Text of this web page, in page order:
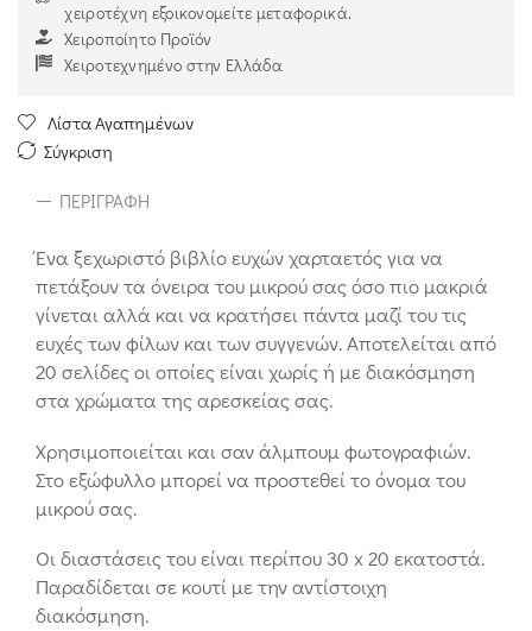
χειροτέχνη εξοικονομείτε μεταφορικά.
Χειροποίητο Προϊόν
Χειροτεχνημένο στην Ελλάδα
Λίστα Αγαπημένων
Σύγκριση
ΠΕΡΙΓΡΑΦΉ
Ένα ξεχωριστό βιβλίο ευχών χαρταετός για να
πετάξουν τα όνειρα του μικρού σας όσο πιο μακριά
γίνεται αλλά και να κρατήσει πάντα μαζί του τις
ευχές των φίλων και των συγγενών. Αποτελείται από
20 σελίδες οι οποίες είναι χωρίς ή με διακόσμηση
στα χρώματα της αρεσκείας σας.
Χρησιμοποιείται και σαν άλμπουμ φωτογραφιών.
Στο εξώφυλλο μπορεί να προστεθεί το όνομα του
μικρού σας.
Οι διαστάσεις του είναι περίπου 30 x 20 εκατοστά.
Παραδίδεται σε κουτί με την αντίστοιχη
διακόσμηση.